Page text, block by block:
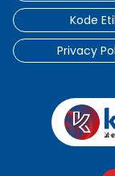
Kode
Privacy